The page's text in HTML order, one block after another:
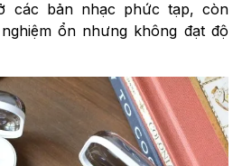
các bản nhạc phức tạp, còn
ổn nhưng không đạt độ